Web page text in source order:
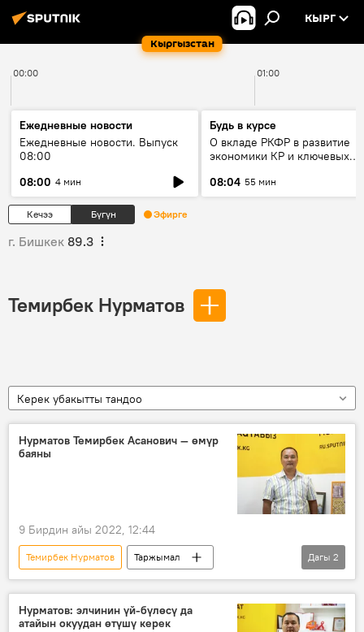
Кыргызстан
КЫРГ
00:00 01:00
Ежедневные новости
Ежедневные новости. Выпуск
08:00
08:00 4 мин
Будь в курсе
О вкладе РКФР в развитие
экономики КР и ключевых
08:04 55 мин
Кечээ Бүгүн Эфирге
г. Бишкек 89.3
Темирбек Нурматов
Керек убакытты тандоо
Нурматов Темирбек Асанович — өмүр
баяны
9 Бирдин айы 2022, 12:44
Темирбек Нурматов
Таржымал
Өмүр баяны
Биринчи май округу
Дагы 2
Нурматов: элчинин үй-бүлөсү да
атайын окуудан өтүшү керек